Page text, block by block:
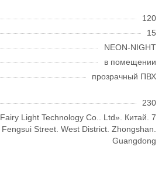
120
15
NEON-NIGHT
в помещении
прозрачный ПВХ
230
Fairy Light Technology Co.. Ltd». Китай. 7
Fengsui Street. West District. Zhongshan.
Guangdong